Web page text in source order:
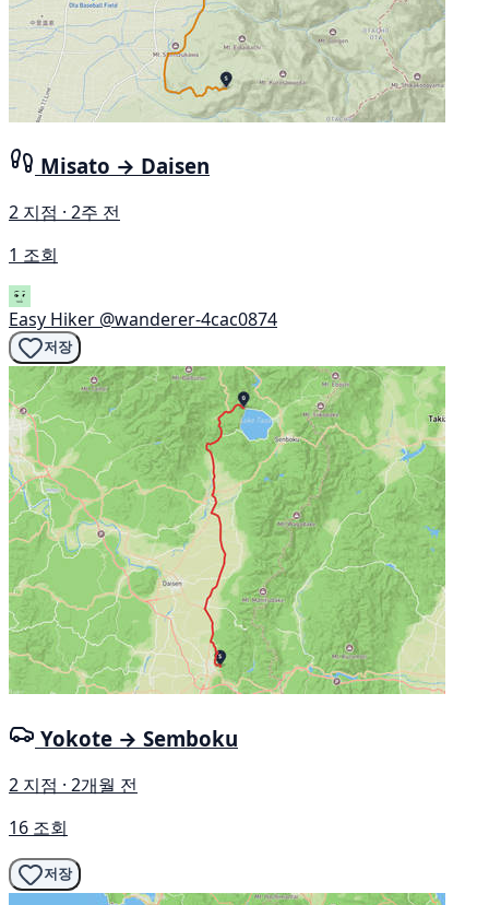
Misato → Daisen
2 지점 · 2주 전
1 조회
Easy Hiker @wanderer-4cac0874
저장
Yokote → Semboku
2 지점 · 2개월 전
16 조회
저장